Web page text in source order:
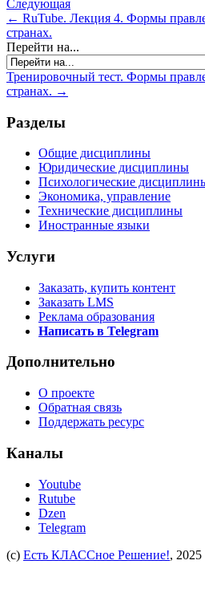
Следующая
← RuTube. Лекция 4. Формы
странах.
Перейти на...
Тренировочный тест. Формы
странах. →
Разделы
Общие дисциплины
Юридические дисциплины
Психологические
Экономика, управление
Технические дисциплины
Иностранные языки
Услуги
Заказать, купить контент
Заказать LMS
Реклама образования
Написать в Telegram
Дополнительно
О проекте
Обратная связь
Поддержать ресурс
Каналы
Youtube
Rutube
Dzen
Telegram
(c) Есть КЛАССное Решение!, 2025